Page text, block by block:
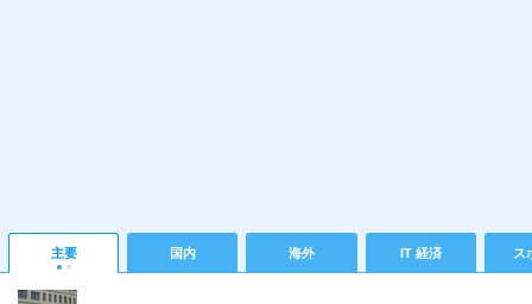
主要 国内 海外 IT 経済 ス